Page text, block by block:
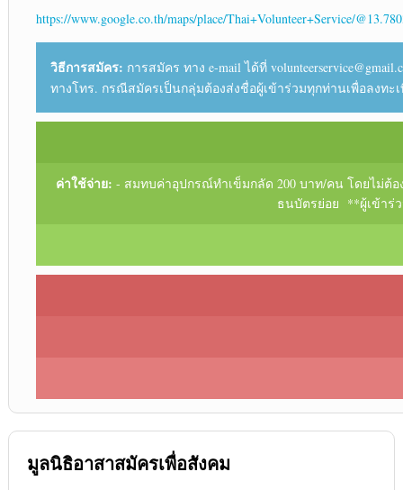
https://www.google.co.th/maps/place/Thai+Volunteer+Service/
วิธีการสมัคร: การสมัคร ทาง e-mail ได้ที่
ทางโทร. กรณีสมัครเป็นกลุ่มต้องส่งชื่อผู้เข้าร่วมทุกท่านเพื่อลงท
ค่าใช้จ่าย: - สมทบค่าอุปกรณ์ทำเข็มกลัด 200 บาท/คน โดยไม่ต้
ธนบัตรย่อย **ผู้เข้าร่
มูลนิธิอาสาสมัครเพื่อสังคม